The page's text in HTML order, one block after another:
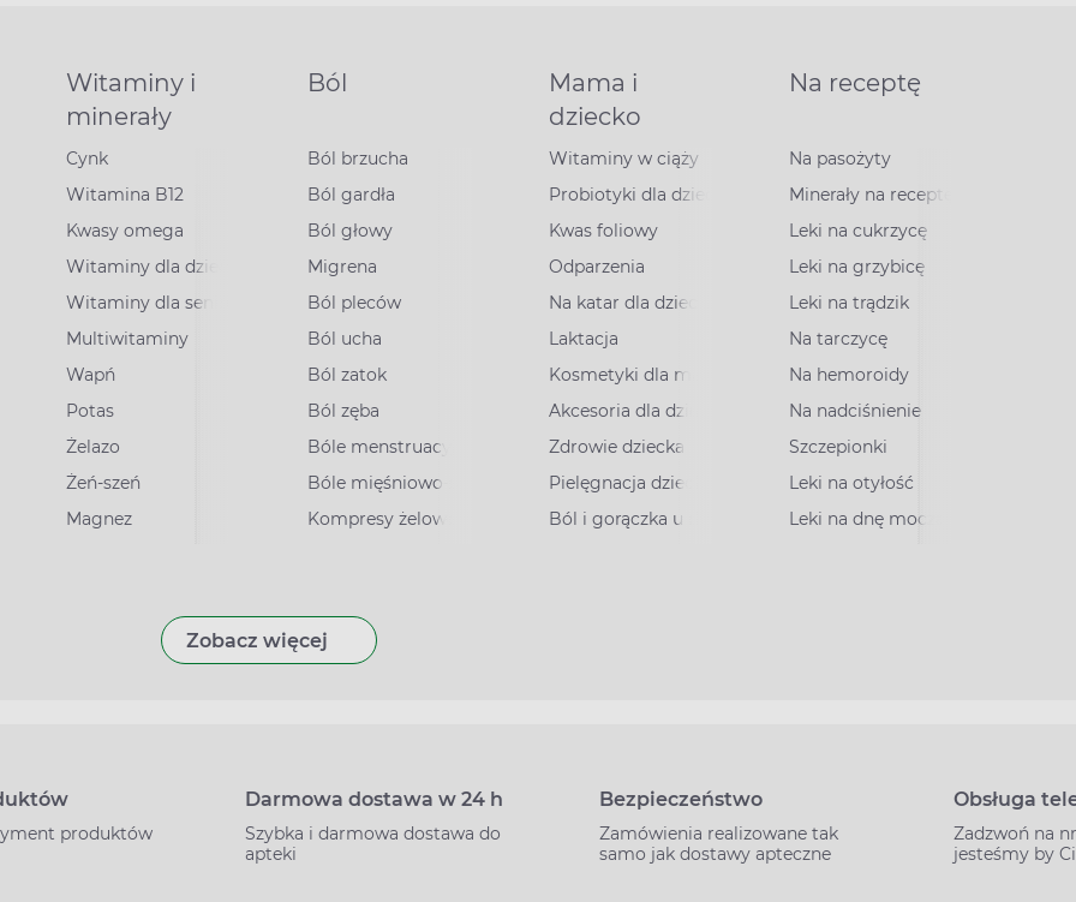
Witaminy i
minerały
Cynk
Witamina B12
Kwasy omega
Witaminy dla dzieci
Witaminy dla seniorów
Multiwitaminy
Wapń
Potas
Żelazo
Żeń-szeń
Magnez
Ból
Ból brzucha
Ból gardła
Ból głowy
Migrena
Ból pleców
Ból ucha
Ból zatok
Ból zęba
Bóle menstruacyjne
Bóle mięśniowo-stawowe
Kompresy żelowe
Mama i
dziecko
Witaminy w ciąży
Probiotyki dla dzieci
Kwas foliowy
Odparzenia
Na katar dla dzieci
Laktacja
Kosmetyki dla mam
Akcesoria dla dzieci
Zdrowie dziecka
Pielęgnacja dziecka
Ból i gorączka u dzieci
Na receptę
Na pasożyty
Minerały na receptę
Leki na cukrzycę
Leki na grzybicę
Leki na trądzik
Na tarczycę
Na hemoroidy
Na nadciśnienie
Szczepionki
Leki na otyłość
Leki na dnę moczanową
Zobacz więcej
produktów
Darmowa dostawa w 24 h
Szybka i darmowa dostawa do
apteki
Bezpieczeństwo
Zamówienia realizowane tak
samo jak dostawy apteczne
Obsługa
Zadzwoń na
jesteśmy by